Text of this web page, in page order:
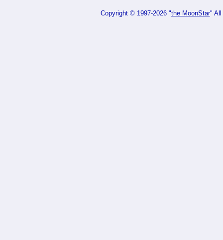
Copyright © 1997-2026 "the MoonStar" All